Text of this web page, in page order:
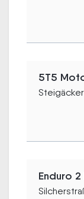
5T5
Enduro